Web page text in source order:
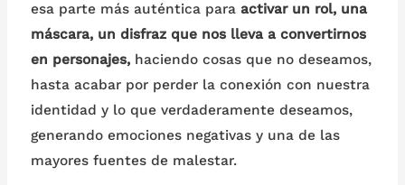
esa parte más auténtica para activar un rol, una
máscara, un disfraz que nos lleva a convertirnos
en personajes,haciendo cosas que no deseamos,
hasta acabar por perder la conexión con nuestra
identidad y lo que verdaderamente deseamos,
generando emociones negativas y una de las
mayores fuentes de malestar.